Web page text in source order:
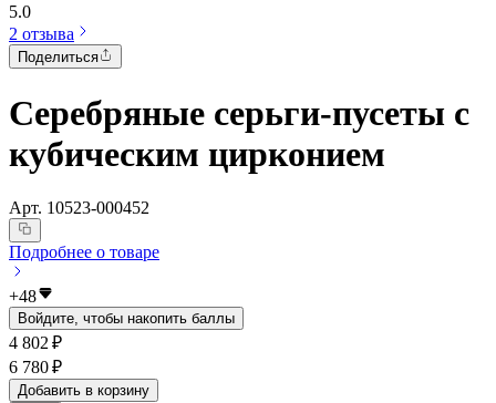
5.0
2 отзыва
Поделиться
Серебряные серьги-пусеты с
кубическим цирконием
Арт. 10523-000452
Подробнее о товаре
+48
Войдите, чтобы накопить баллы
4 802 ₽
6 780 ₽
Добавить в корзину